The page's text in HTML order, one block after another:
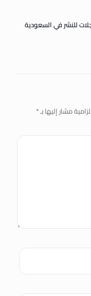
للنشر في السعودية
مشار إليها بـ*